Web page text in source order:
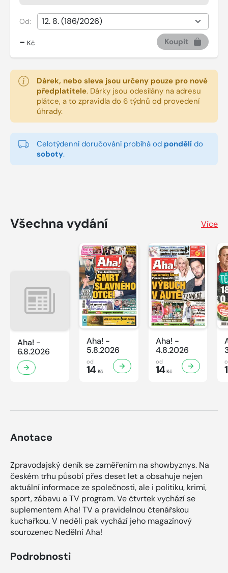
Od:
- Kč Koupit
Dárek, nebo sleva jsou určeny pouze pro nové
předplatitele. Dárky jsou odesílány na adresu
plátce, a to zpravidla do 6 týdnů od provedení
úhrady.
Celotýdenní doručování probíhá od pondělí do
soboty.
Všechna vydání Více
Aha! -
6.8.2026
Aha! -
5.8.2026
od
14Kč
Aha! -
4.8.2026
od
14Kč
Anotace
Zpravodajský deník se zaměřením na showbyznys. Na
českém trhu působí přes deset let a obsahuje nejen
aktuální informace ze společnosti, ale i politiku, krimi,
sport, zábavu a TV program. Ve čtvrtek vychází se
suplementem Aha! TV a pravidelnou čtenářskou
kuchařkou. V neděli pak vychází jeho magazínový
sourozenec Nedělní Aha!
Podrobnosti